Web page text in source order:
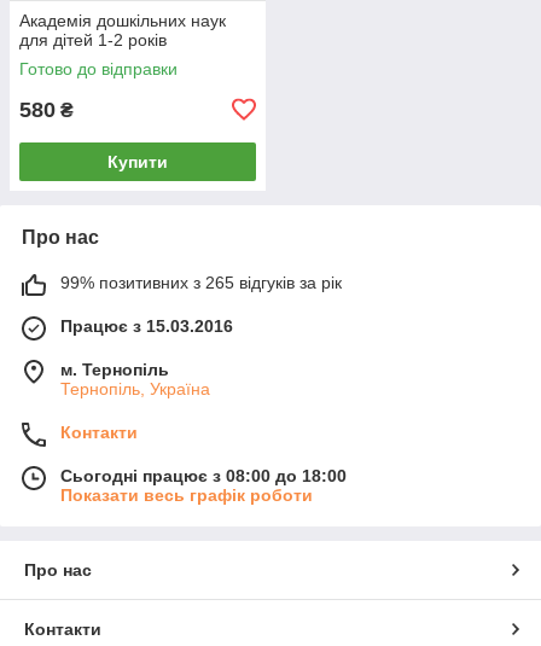
Академія дошкільних наук
для дітей 1-2 років
Готово до відправки
580 ₴
Купити
Про нас
99% позитивних з 265 відгуків за рік
Працює з 15.03.2016
м. Тернопіль
Тернопіль, Україна
Контакти
Сьогодні працює з 08:00 до 18:00
Показати весь графік роботи
Про нас
Контакти